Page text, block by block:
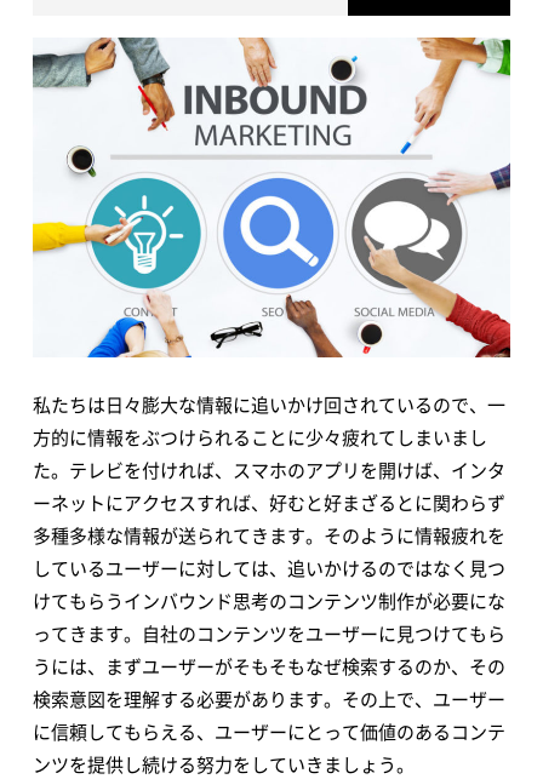
私たちは日々膨大な情報に追いかけ回されているので、一
方的に情報をぶつけられることに少々疲れてしまいまし
た。テレビを付ければ、スマホのアプリを開けば、インタ
ーネットにアクセスすれば、好むと好まざるとに関わらず
多種多様な情報が送られてきます。そのように情報疲れを
しているユーザーに対しては、追いかけるのではなく見つ
けてもらうインバウンド思考のコンテンツ制作が必要にな
ってきます。自社のコンテンツをユーザーに見つけてもら
うには、まずユーザーがそもそもなぜ検索するのか、その
検索意図を理解する必要があります。その上で、ユーザー
に信頼してもらえる、ユーザーにとって価値のあるコンテ
ンツを提供し続ける努力をしていきましょう。